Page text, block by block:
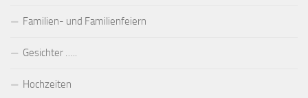
Familien- und Familienfeiern
Gesichter …..
Hochzeiten